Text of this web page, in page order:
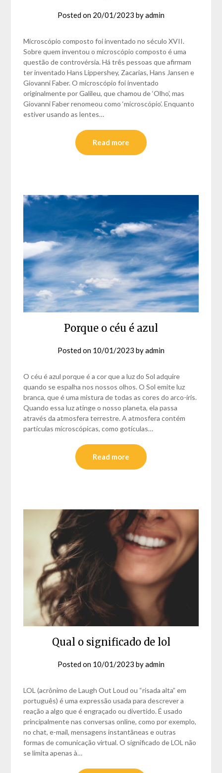
Posted on 20/01/2023 byadmin
Microscópio composto foi inventado no século XVII.
Sobre quem inventou o microscópio composto é uma
questão de controvérsia. Há três pessoas que afirmam
ter inventado Hans Lippershey, Zacarias, Hans Jansen e
Giovanni Faber. O microscópio foi inventado
originalmente por Galileu, que chamou de ‘Olho’, mas
Giovanni Faber renomeou como ‘microscópio’. Enquanto
estiver usando as lentes…
Read more
Porque o céu é azul
Posted on 10/01/2023 byadmin
O céu é azul porque é a cor que a luz do Sol adquire
quando se espalha nos nossos olhos. O Sol emite luz
branca, que é uma mistura de todas as cores do arco-íris.
Quando essa luz atinge o nosso planeta, ela passa
através da atmosfera terrestre. A atmosfera contém
partículas microscópicas, como gotículas…
Read more
Qual o significado de lol
Posted on 10/01/2023 byadmin
LOL (acrônimo de Laugh Out Loud ou “risada alta” em
português) é uma expressão usada para descrever a
reação a algo que é engraçado ou divertido. É usado
principalmente nas conversas online, como por exemplo,
no chat, e-mail, mensagens instantâneas e outras
formas de comunicação virtual. O significado de LOL não
se limita apenas à…